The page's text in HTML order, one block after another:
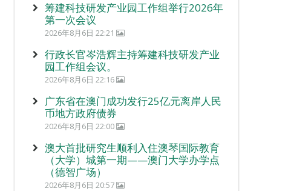
筹建科技研发产业园工作组举行2026年
第一次会议
2026年8月6日 22:21
行政长官岑浩辉主持筹建科技研发产业
园工作组会议。
2026年8月6日 22:16
广东省在澳门成功发行25亿元离岸人民
币地方政府债券
2026年8月6日 22:00
澳大首批研究生顺利入住澳琴国际教育
（大学）城第一期——澳门大学办学点
（德智广场）
2026年8月6日 20:57